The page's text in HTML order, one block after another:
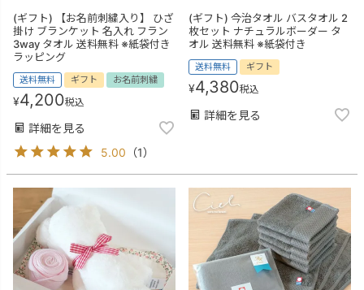
(ギフト) 【お名前刺繍入り】 ひざ
掛け ブランケット 名入れ フラン
3way タオル 送料無料 ※紙袋付き
ラッピング
送料無料 ギフト お名前刺繍
¥4,200税込
詳細を見る
5.00 （1）
(ギフト) 今治タオル バスタオル 2
枚セット ナチュラルボーダー タ
オル 送料無料 ※紙袋付き
送料無料 ギフト
¥4,380税込
詳細を見る